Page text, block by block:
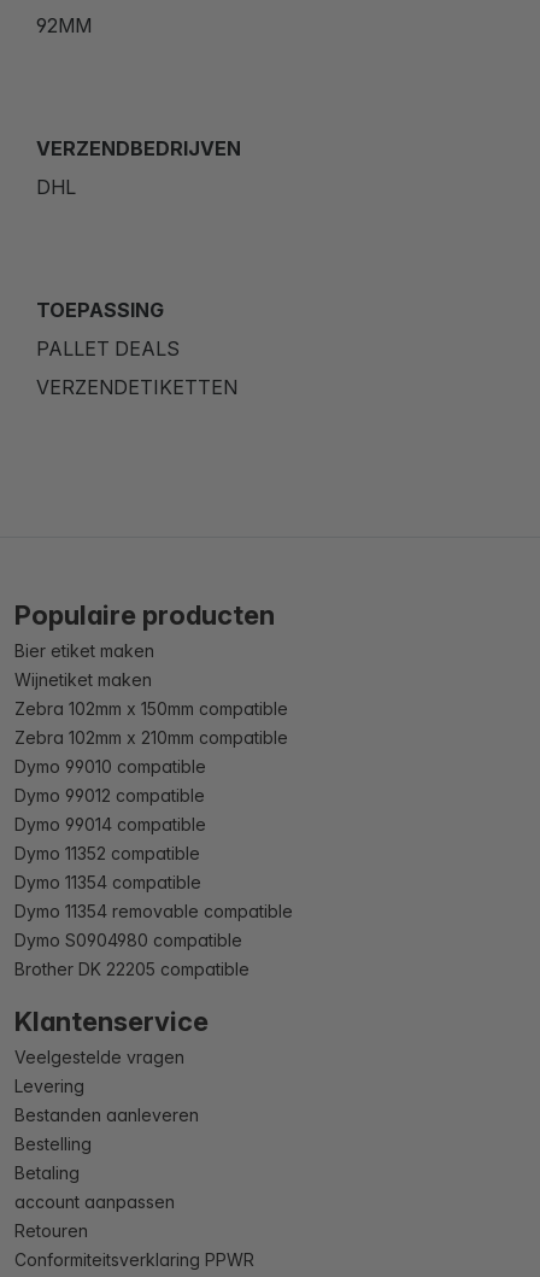
92MM
VERZENDBEDRIJVEN
DHL
TOEPASSING
PALLET DEALS
VERZENDETIKETTEN
Populaire producten
Bier etiket maken
Wijnetiket maken
Zebra 102mm x 150mm compatible
Zebra 102mm x 210mm compatible
Dymo 99010 compatible
Dymo 99012 compatible
Dymo 99014 compatible
Dymo 11352 compatible
Dymo 11354 compatible
Dymo 11354 removable compatible
Dymo S0904980 compatible
Brother DK 22205 compatible
Klantenservice
Veelgestelde vragen
Levering
Bestanden aanleveren
Bestelling
Betaling
account aanpassen
Retouren
Conformiteitsverklaring PPWR